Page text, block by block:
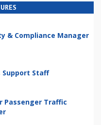
& Compliance Manager
Support Staff
Passenger Traffic